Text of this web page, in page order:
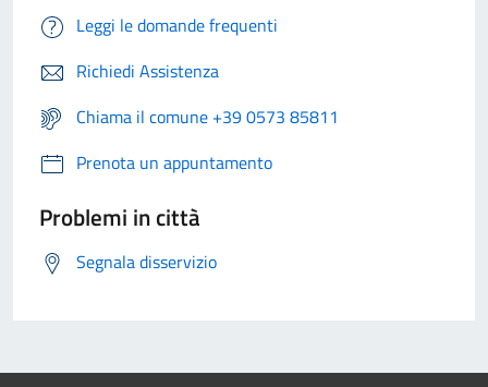
Leggi le domande frequenti
Richiedi Assistenza
Chiama il comune +39 0573 85811
Prenota un appuntamento
Problemi in città
Segnala disservizio